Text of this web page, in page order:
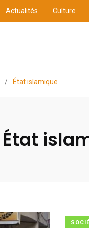
Actualités Culture
/ État islamique
État